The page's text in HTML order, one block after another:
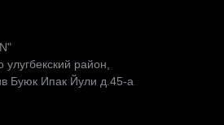
улугбекский район,
Буюк Ипак Йули д.45-а